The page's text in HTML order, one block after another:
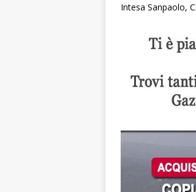
Intesa Sanpaolo,